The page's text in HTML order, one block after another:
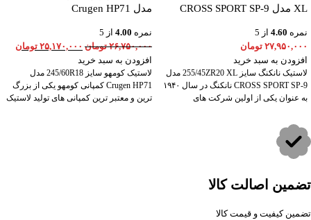
XL مدل CROSS SPORT SP-9
نمره 4.60 از 5
۲۷,۹۵۰,۰۰۰ تومان
افزودن به سبد خرید
لاستیک نانکنگ سایز 255/45ZR20 XL مدل
CROSS SPORT SP-9 نانکنگ در سال ۱۹۴۰
به عنوان یکی از اولین شرکت های
مدل Crugen HP71
نمره 4.00 از 5
۲۶,۷۵۰,۰۰۰ تومان ۲۵,۱۷۰,۰۰۰ تومان
افزودن به سبد خرید
لاستیک کومهو سایز 245/60R18 مدل
Crugen HP71 کمپانی کومهو یکی از بزرگ
ترین و معتبر ترین کمپانی های تولید لاستیک
تضمین اصالت کالا
تضمین کیفیت و قیمت کالا